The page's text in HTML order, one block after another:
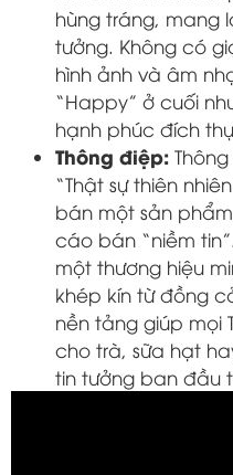
hùng tráng, mang
tưởng. Không có
hình ảnh và âm
“Happy” ở cuối
hạnh phúc đích
Thông điệp:
“Thật sự thiên
bán một sản
cáo bán “niềm
một thương hiệu
khép kín từ đồng
nền tảng giúp mọi
cho trà, sữa hạt
tin tưởng ban đầu